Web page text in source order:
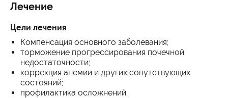
Лечение
Цели лечения
Компенсация основного заболевания;
торможение прогрессирования почечной
недостаточности;
коррекция анемии и других сопутствующих
состояний;
профилактика осложнений.